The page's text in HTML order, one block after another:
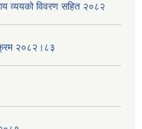
व्ययको विवरण सहित २०८२
२०८२।८३